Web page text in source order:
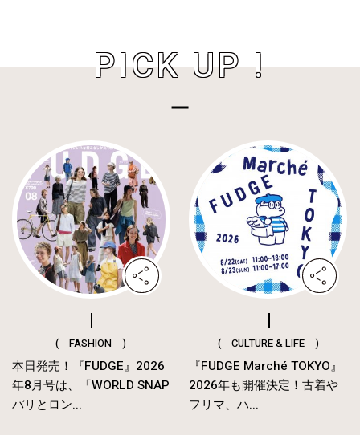
PICK UP !
( FASHION )
本日発売！『FUDGE』2026
年8月号は、「WORLD SNAP
パリとロン...
( CULTURE & LIFE )
『FUDGE Marché TOKYO』
2026年も開催決定！古着や
フリマ、ハ...